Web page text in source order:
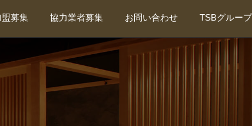
盟募集 協力業者募集
新規協力業者募集
新規外注管理者募集
東海会について
お問い合わせ TSBグループ
TSBグループ総合サイト
東海装美・厨房事業部
東海抗菌サービス
ティーズプランニング
カビバスターズ東海